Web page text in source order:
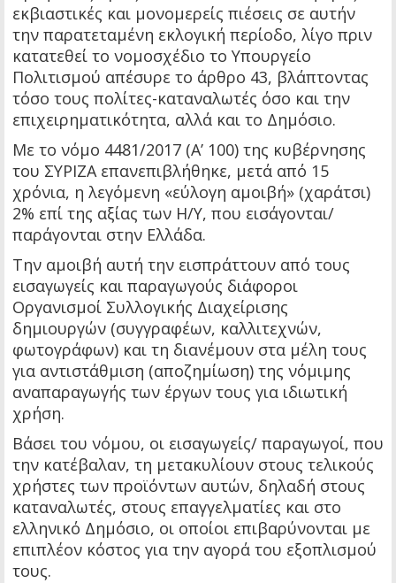
εκβιαστικές και μονομερείς πιέσεις σε αυτήν
την παρατεταμένη εκλογική περίοδο, λίγο πριν
κατατεθεί το νομοσχέδιο το Υπουργείο
Πολιτισμού απέσυρε το άρθρο 43, βλάπτοντας
τόσο τους πολίτες-καταναλωτές όσο και την
επιχειρηματικότητα, αλλά και το Δημόσιο.
Με το νόμο 4481/2017 (Α’ 100) της κυβέρνησης
του ΣΥΡΙΖΑ επανεπιβλήθηκε, μετά από 15
χρόνια, η λεγόμενη «εύλογη αμοιβή» (χαράτσι)
2% επί της αξίας των Η/Υ, που εισάγονται/
παράγονται στην Ελλάδα.
Την αμοιβή αυτή την εισπράττουν από τους
εισαγωγείς και παραγωγούς διάφοροι
Οργανισμοί Συλλογικής Διαχείρισης
δημιουργών (συγγραφέων, καλλιτεχνών,
φωτογράφων) και τη διανέμουν στα μέλη τους
για αντιστάθμιση (αποζημίωση) της νόμιμης
αναπαραγωγής των έργων τους για ιδιωτική
χρήση.
Βάσει του νόμου, οι εισαγωγείς/ παραγωγοί, που
την κατέβαλαν, τη μετακυλίουν στους τελικούς
χρήστες των προϊόντων αυτών, δηλαδή στους
καταναλωτές, στους επαγγελματίες και στο
ελληνικό Δημόσιο, οι οποίοι επιβαρύνονται με
επιπλέον κόστος για την αγορά του εξοπλισμού
τους.